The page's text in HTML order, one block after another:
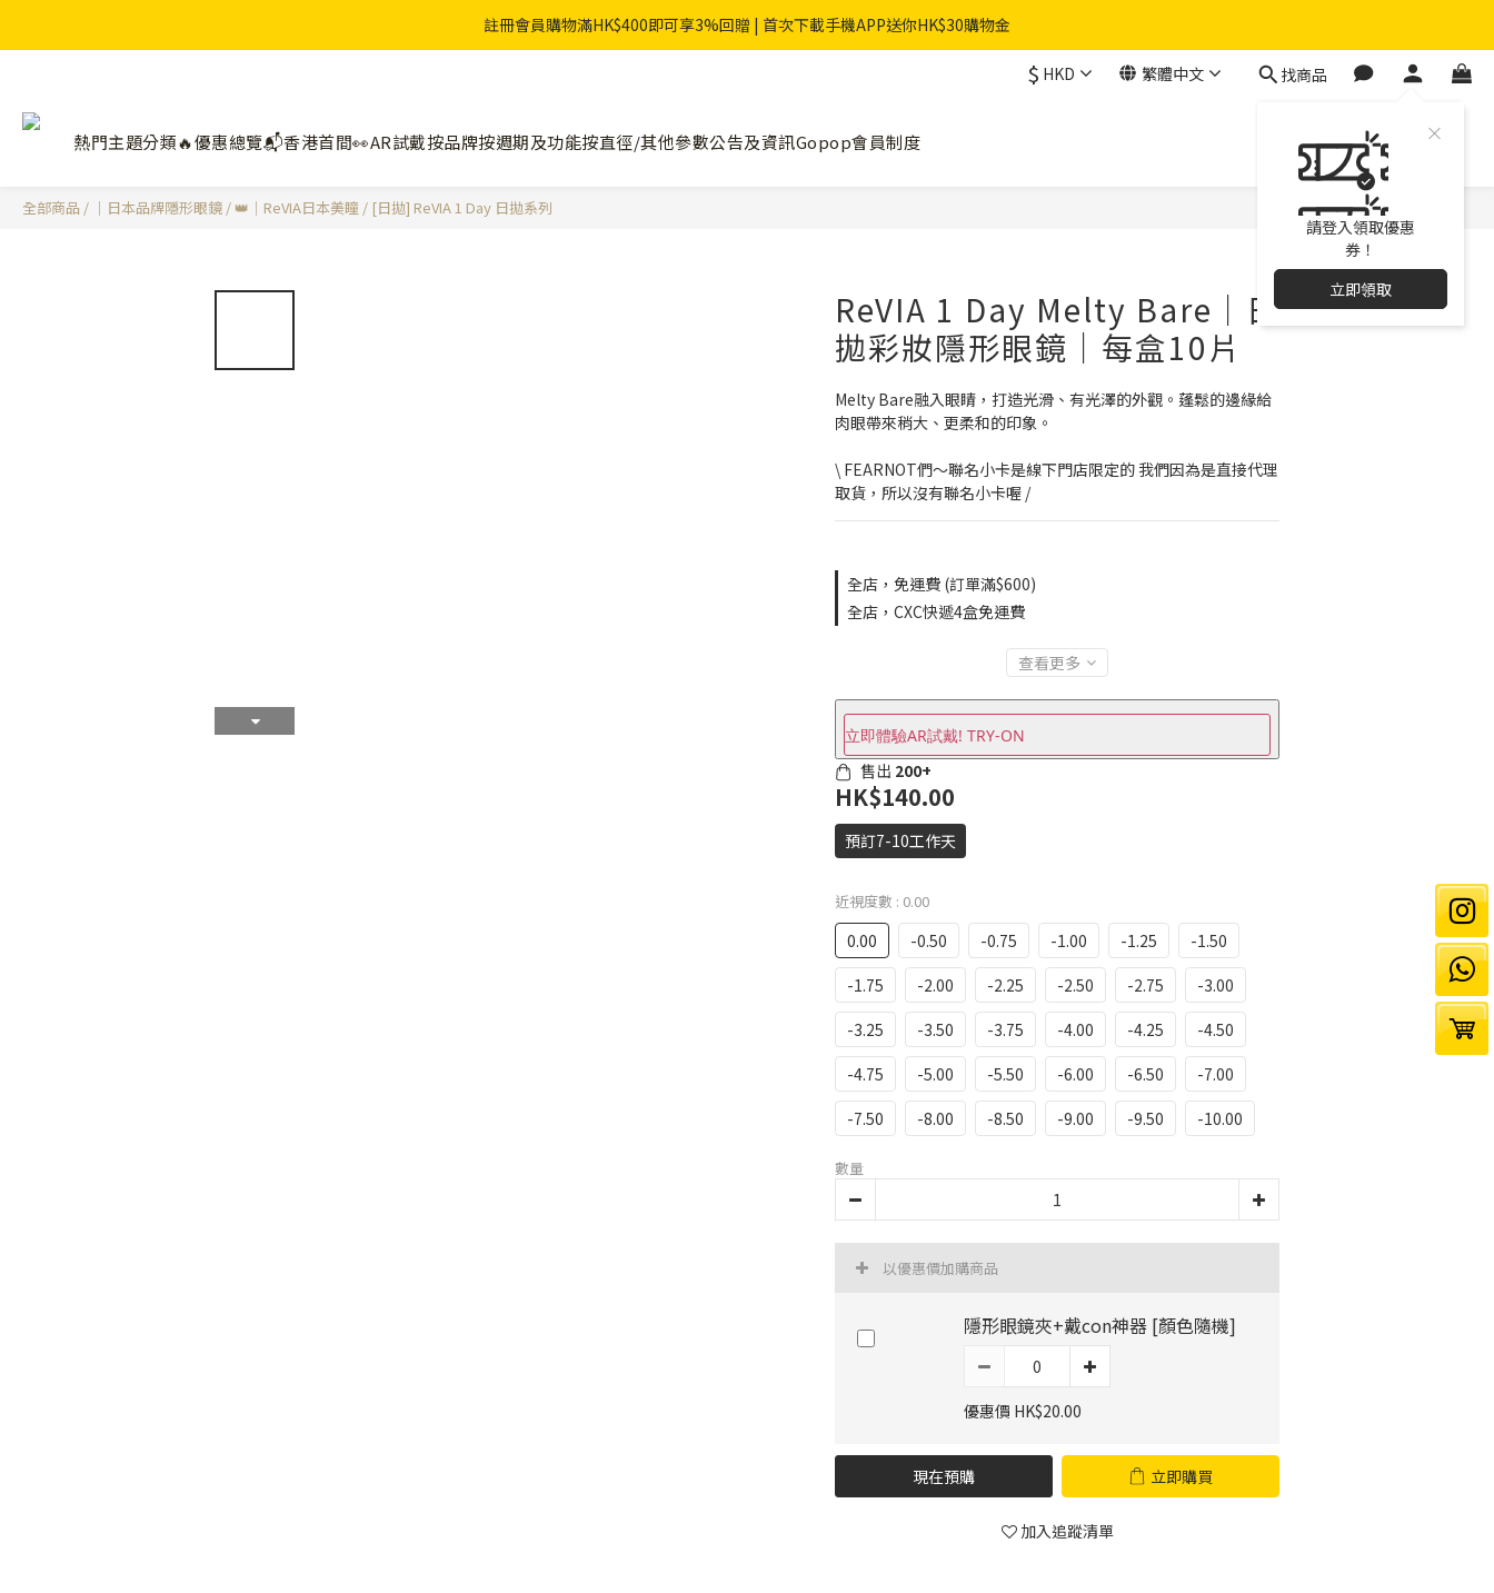
註冊會員購物滿HK$400即可享3%回贈 | 首次下載手機APP送你HK$30購物金
$ HKD 繁體中文 找商品
請登入領取優惠
券！
立即領取
熱門主題分類🔥優惠總覽📬香港首間👀AR試戴按品牌按週期及功能按直徑/其他參數公告及資訊Gopop會員制度
全部商品 / ｜日本品牌隱形眼鏡 / 👑｜ReVIA日本美瞳 / [日拋] ReVIA 1 Day 日拋系列
ReVIA 1 Day Melty Bare｜日
拋彩妝隱形眼鏡｜每盒10片
Melty Bare融入眼睛，打造光滑、有光澤的外觀。蓬鬆的邊緣給
肉眼帶來稍大、更柔和的印象。
\ FEARNOT們～聯名小卡是線下門店限定的 我們因為是直接代理
取貨，所以沒有聯名小卡喔 /
全店，免運費 (訂單滿$600)
全店，CXC快遞4盒免運費
查看更多
立即體驗AR試戴! TRY-ON
售出 200+
HK$140.00
預訂7-10工作天
近視度數 : 0.00
0.00 -0.50 -0.75 -1.00 -1.25
-1.50
-1.75
-2.00 -2.25 -2.50 -2.75
-3.00
-3.25
-3.50 -3.75 -4.00 -4.25
-4.50
-4.75
-5.00 -5.50 -6.00 -6.50
-7.00
-7.50
-8.00 -8.50 -9.00 -9.50 -10.00
數量
以優惠價加購商品
隱形眼鏡夾+戴con神器 [顏色隨機]
優惠價 HK$20.00
現在預購 立即購買
加入追蹤清單
立即購買